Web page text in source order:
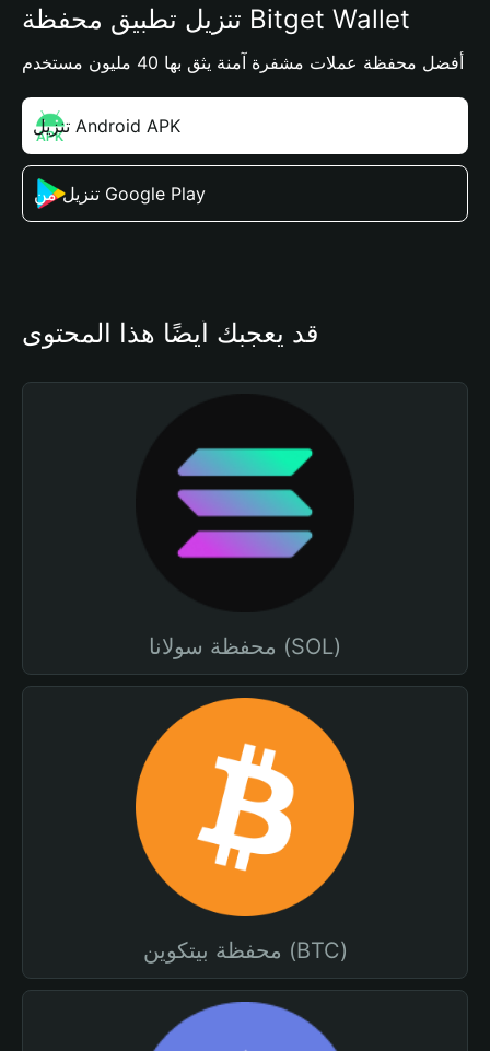
تنزيل تطبيق محفظة Bitget Wallet
أفضل محفظة عملات مشفرة آمنة يثق بها 40 مليون مستخدم
تنزيل Android APK
تنزيل من Google Play
قد يعجبك أيضًا هذا المحتوى
محفظة سولانا (SOL)
محفظة بيتكوين (BTC)